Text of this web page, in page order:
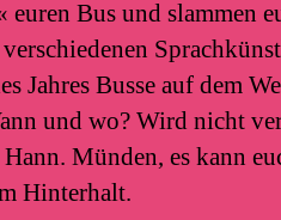
euren Bus und slammen
Jahres Busse auf dem
und wo? Wird nicht
Münden, es kann
Hinterhalt.